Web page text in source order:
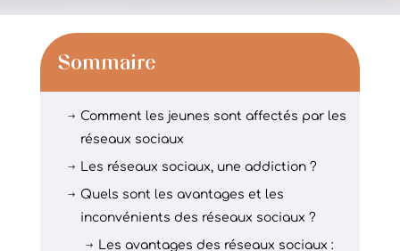
Sommaire
$ Comment les jeunes sont affectés par les
réseaux sociaux
$ Les réseaux sociaux, une addiction ?
$ Quels sont les avantages et les
inconvénients des réseaux sociaux ?
$ Les avantages des réseaux sociaux :